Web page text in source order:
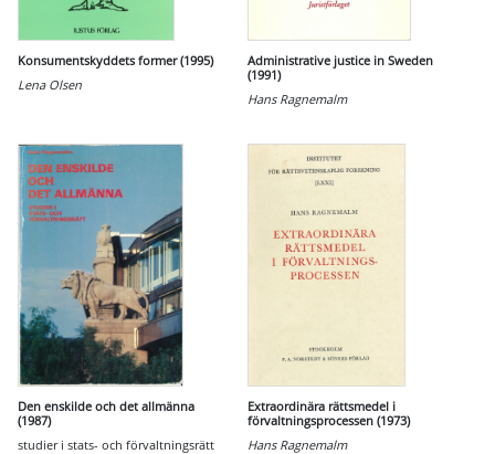
Konsumentskyddets former (1995)
Lena Olsen
Administrative justice in Sweden
(1991)
Hans Ragnemalm
Den enskilde och det allmänna
(1987)
studier i stats- och förvaltningsrätt
Extraordinära rättsmedel i
förvaltningsprocessen (1973)
Hans Ragnemalm